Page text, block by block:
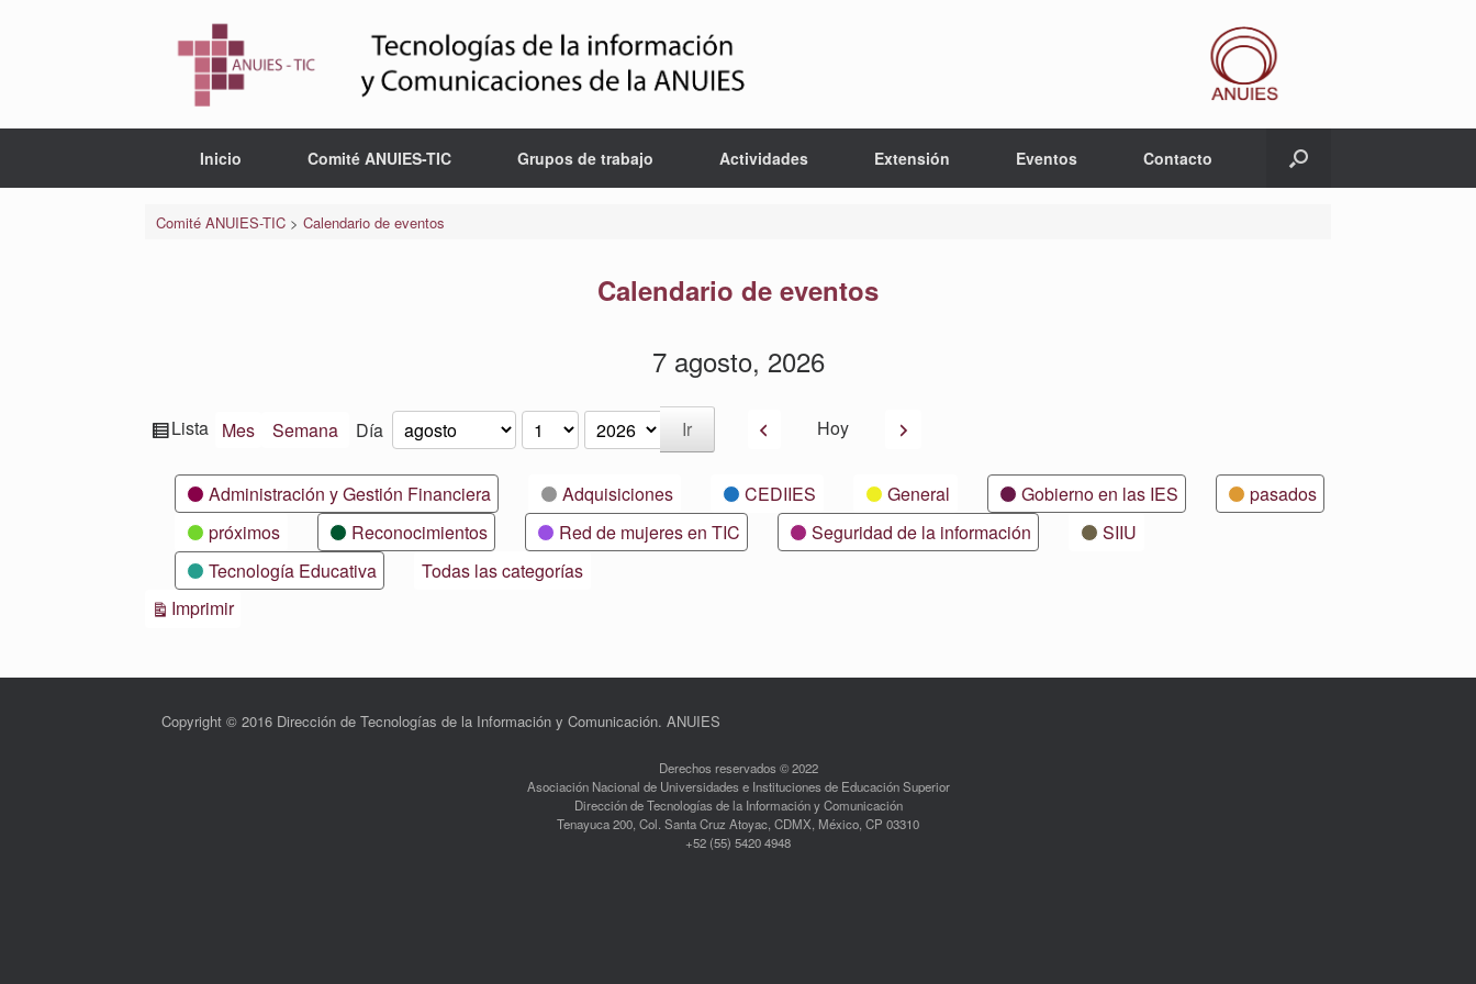
Inicio Comité ANUIES-TIC Grupos de trabajo Actividades Extensión Eventos Contacto
Comité ANUIES-TIC> Calendario de eventos
Calendario de eventos
7 agosto, 2026
Ver
Lista Mes Semana Día Mes
Día
Año AnteriorHoy Siguiente
CategoríasAdministración y Gestión Financiera Adquisiciones CEDIIES General Gobierno en las IES
pasados
próximos
Reconocimientos Red de mujeres en TIC Seguridad de la información
SIIU
Tecnología Educativa
Todas las categorías
ImprimirVistas
Copyright © 2016 Dirección de Tecnologías de la Información y Comunicación. ANUIES
Derechos reservados © 2022
Asociación Nacional de Universidades e Instituciones de Educación Superior
Dirección de Tecnologías de la Información y Comunicación
Tenayuca 200, Col. Santa Cruz Atoyac, CDMX, México, CP 03310
+52 (55) 5420 4948